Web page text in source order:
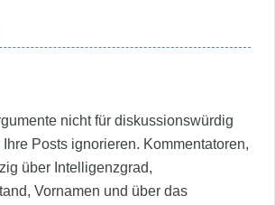
nicht für diskussionswürdig
Posts ignorieren. Kommentatoren,
über Intelligenzgrad,
Vornamen und über das